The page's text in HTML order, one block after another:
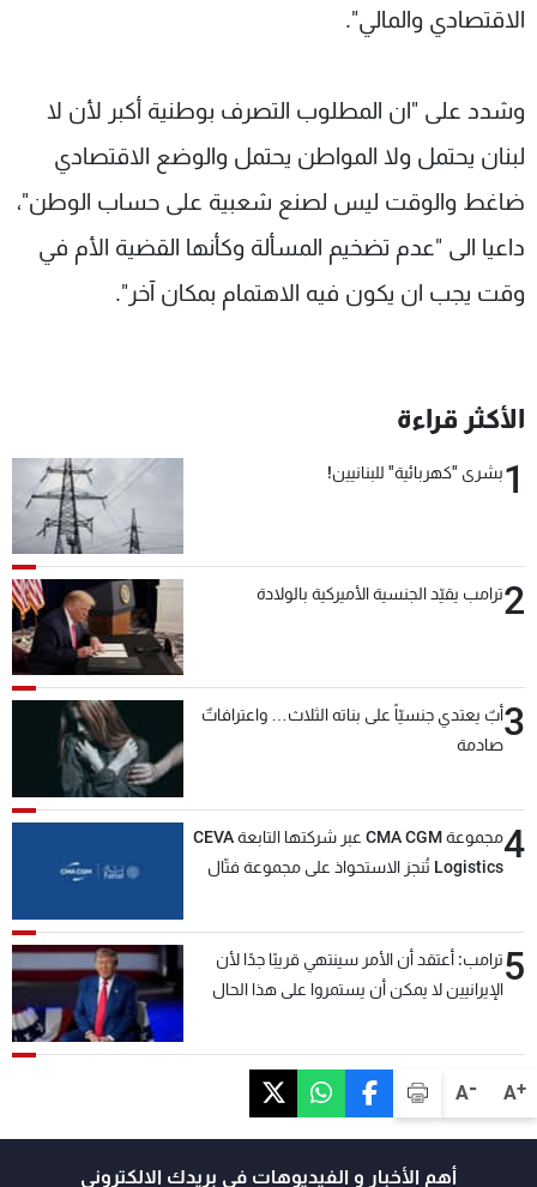
A+
A-
الاقتصادي والمالي".
وشدد على "ان المطلوب التصرف بوطنية أكبر لأن لا
لبنان يحتمل ولا المواطن يحتمل والوضع الاقتصادي
ضاغط والوقت ليس لصنع شعبية على حساب الوطن"،
داعيا الى "عدم تضخيم المسألة وكأنها القضية الأم في
وقت يجب ان يكون فيه الاهتمام بمكان آخر".
الأكثر قراءة
1بشرى "كهربائية" للبنانيين!
2ترامب يقيّد الجنسية الأميركية بالولادة
3أبٌ يعتدي جنسيّاً على بناته الثلاث… واعترافاتٌ
صادمة
4
مجموعة CMA CGM عبر شركتها التابعة CEVA
Logistics تُنجز الاستحواذ على مجموعة فتّال
5ترامب: أعتقد أن الأمر سينتهي قريبًا جدًا لأن
الإيرانيين لا يمكن أن يستمروا على هذا الحال
أهم الأخبار و الفيديوهات في بريدك الالكتروني